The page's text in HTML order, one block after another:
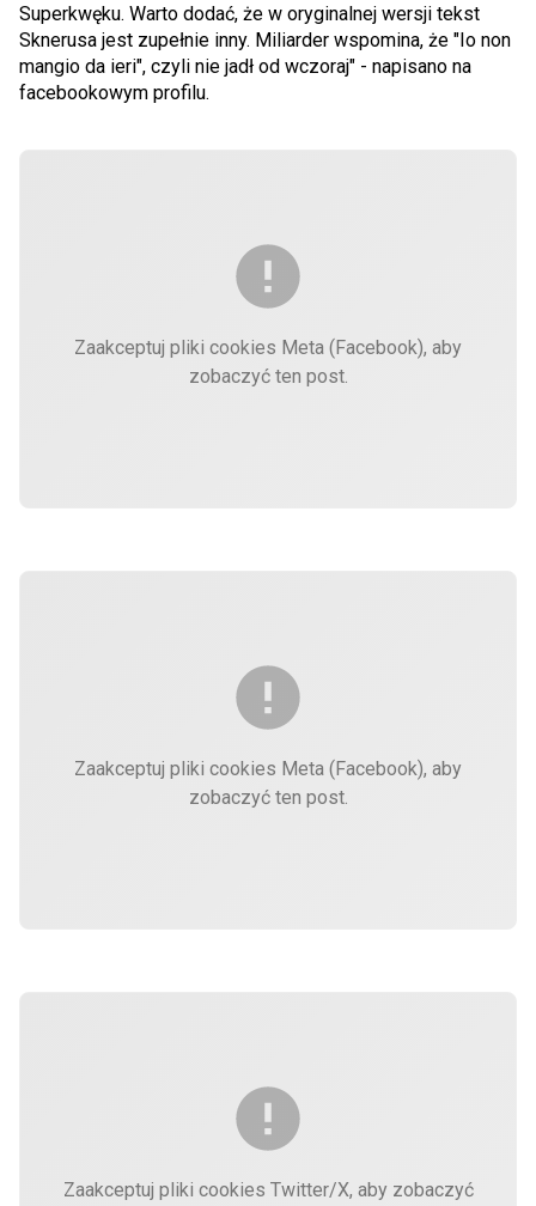
Superkwęku. Warto dodać, że w oryginalnej wersji tekst
Sknerusa jest zupełnie inny. Miliarder wspomina, że "Io non
mangio da ieri", czyli nie jadł od wczoraj" - napisano na
facebookowym profilu.
Zaakceptuj pliki cookies Meta (Facebook), aby
zobaczyć ten post.
Zaakceptuj pliki cookies Meta (Facebook), aby
zobaczyć ten post.
Zaakceptuj pliki cookies Twitter/X, aby zobaczyć